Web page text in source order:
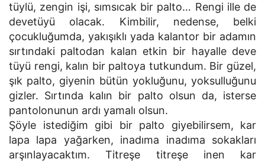
tüylü, zengin işi, sımsıcak bir palto… Rengi ille de
devetüyü olacak. Kimbilir, nedense, belki
çocukluğumda, yakışıklı yada kalantor bir adamın
sırtındaki paltodan kalan etkin bir hayalle deve
tüyü rengi, kalın bir paltoya tutkundum. Bir güzel,
şık palto, giyenin bütün yokluğunu, yoksulluğunu
gizler. Sırtında kalın bir palto olsun da, isterse
pantolonunun ardı yamalı olsun.
Şöyle istediğim gibi bir palto giyebilirsem, kar
lapa lapa yağarken, inadıma inadıma sokakları
arşınlayacaktım. Titreşe titreşe inen kar